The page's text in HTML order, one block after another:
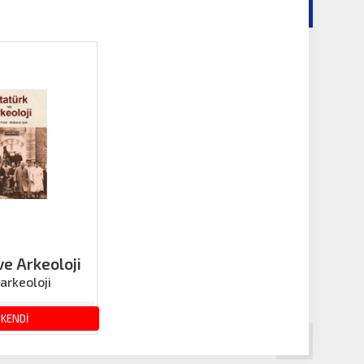
Arkeoloji
180.00 TL